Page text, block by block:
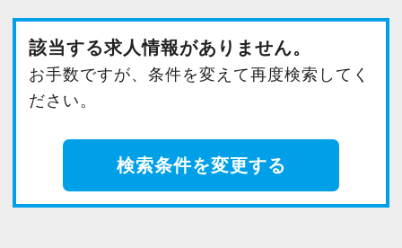
最近見た求人
マイリスト
該当する求人情報がありません。
お手数ですが、条件を変えて再度検索してく
ださい。
検索条件を変更する